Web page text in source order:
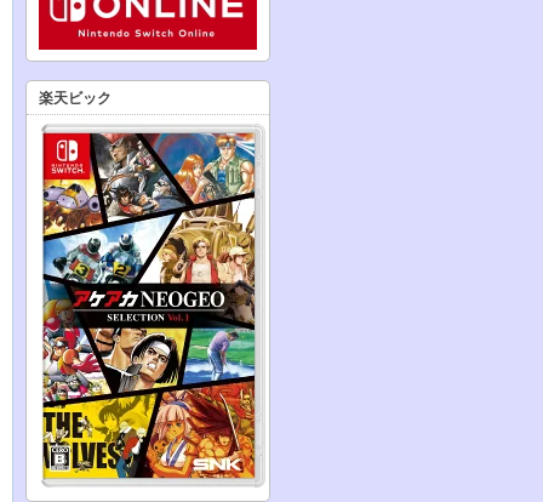
楽天ビック